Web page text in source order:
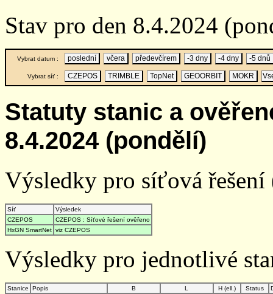
Stav pro den 8.4.2024
Vybrat datum : poslední včera předevčírem -3 dny -4 dny -5 dnů
Vybrat síť : CZEPOS TRIMBLE TopNet GEOORBIT MOKR
Statuty stanic a
8.4.2024 (pondělí)
Výsledky pro síťová
Síť
Výsledek
CZEPOS
CZEPOS : Síťové řešení ověřeno
HxGN SmartNet viz CZEPOS
Výsledky pro jednotlivé
Stanice Popis B L H (ell.) Status